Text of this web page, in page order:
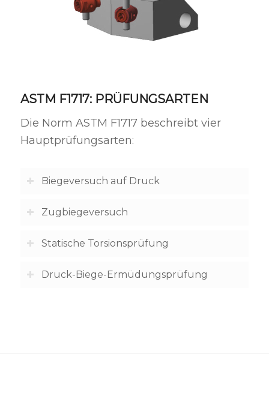
ASTM F1717: PRÜFUNGSARTEN
Die Norm ASTM F1717 beschreibt vier
Hauptprüfungsarten:
Biegeversuch auf Druck
Zugbiegeversuch
Statische Torsionsprüfung
Druck-Biege-Ermüdungsprüfung